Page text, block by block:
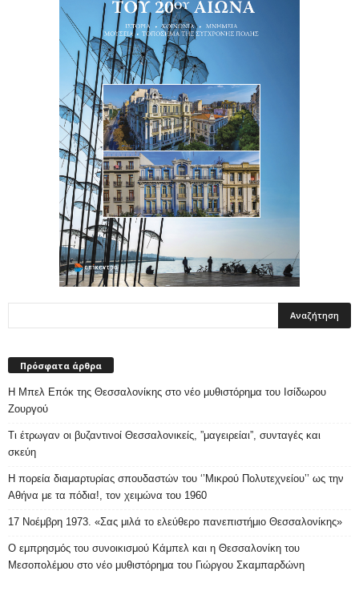
Πρόσφατα άρθρα
Η Μπελ Επόκ της Θεσσαλονίκης στο νέο μυθιστόρημα του Ισίδωρου
Ζουργού
Τι έτρωγαν οι βυζαντινοί Θεσσαλονικείς, ”μαγειρείαι”, συνταγές και
σκεύη
Η πορεία διαμαρτυρίας σπουδαστών του ‘’Μικρού Πολυτεχνείου’’ ως την
Αθήνα με τα πόδια!, τον χειμώνα του 1960
17 Νοέμβρη 1973. «Σας μιλά το ελεύθερο πανεπιστήμιο Θεσσαλονίκης»
Ο εμπρησμός του συνοικισμού Κάμπελ και η Θεσσαλονίκη του
Μεσοπολέμου στο νέο μυθιστόρημα του Γιώργου Σκαμπαρδώνη